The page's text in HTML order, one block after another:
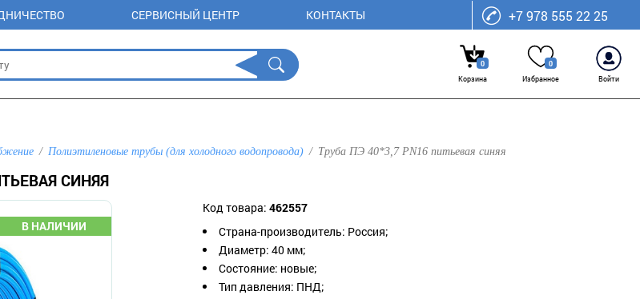
СЕРВИСНЫЙ ЦЕНТР КОНТАКТЫ +7 978 555 22 25
0
Корзина
0
Избранное
Войти
Полиэтиленовые трубы (для холодного водопровода) Труба ПЭ 40*3,7 PN16 питьевая синяя
СИНЯЯ
Код товара: 462557
Страна-производитель: Россия;
Диаметр: 40 мм;
Состояние: новые;
Тип давления: ПНД;